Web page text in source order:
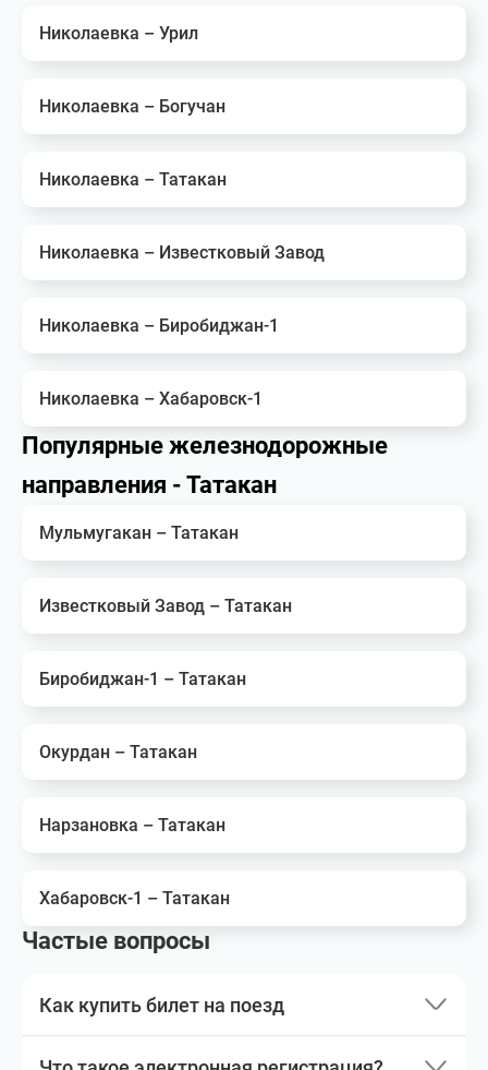
Николаевка – Урил
Николаевка – Богучан
Николаевка – Татакан
Николаевка – Известковый Завод
Николаевка – Биробиджан-1
Николаевка – Хабаровск-1
Популярные железнодорожные
направления - Татакан
Мульмугакан – Татакан
Известковый Завод – Татакан
Биробиджан-1 – Татакан
Окурдан – Татакан
Нарзановка – Татакан
Хабаровск-1 – Татакан
Частые вопросы
Как купить билет на поезд